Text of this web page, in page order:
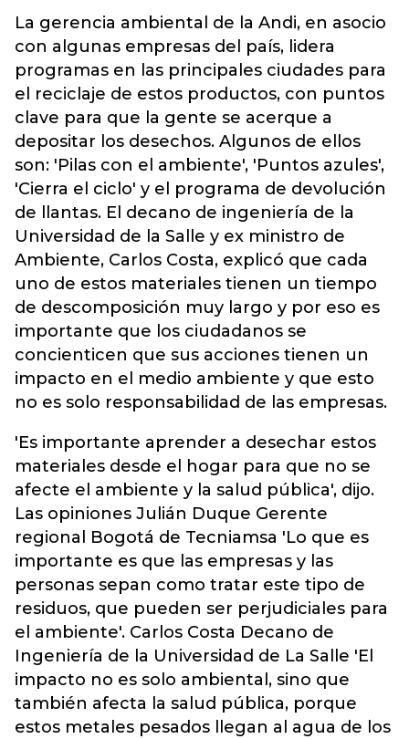
La gerencia ambiental de la Andi, en asocio
con algunas empresas del país, lidera
programas en las principales ciudades para
el reciclaje de estos productos, con puntos
clave para que la gente se acerque a
depositar los desechos. Algunos de ellos
son: 'Pilas con el ambiente', 'Puntos azules',
'Cierra el ciclo' y el programa de devolución
de llantas. El decano de ingeniería de la
Universidad de la Salle y ex ministro de
Ambiente, Carlos Costa, explicó que cada
uno de estos materiales tienen un tiempo
de descomposición muy largo y por eso es
importante que los ciudadanos se
concienticen que sus acciones tienen un
impacto en el medio ambiente y que esto
no es solo responsabilidad de las empresas.
'Es importante aprender a desechar estos
materiales desde el hogar para que no se
afecte el ambiente y la salud pública', dijo.
Las opiniones Julián Duque Gerente
regional Bogotá de Tecniamsa 'Lo que es
importante es que las empresas y las
personas sepan como tratar este tipo de
residuos, que pueden ser perjudiciales para
el ambiente'. Carlos Costa Decano de
Ingeniería de la Universidad de La Salle 'El
impacto no es solo ambiental, sino que
también afecta la salud pública, porque
estos metales pesados llegan al agua de los